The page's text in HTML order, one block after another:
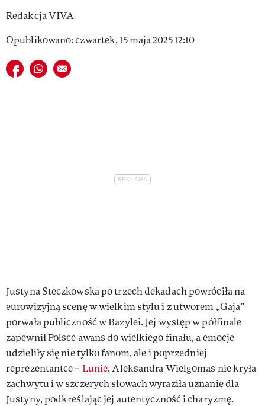
Redakcja VIVA
Opublikowano: czwartek, 15 maja 2025 12:10
Udostępnij na facebook
Udostępnij na whatsapp
E-mail do przyjaciela
Justyna Steczkowska po trzech dekadach powróciła na
eurowizyjną scenę w wielkim stylu i z utworem „Gaja”
porwała publiczność w Bazylei. Jej występ w półfinale
zapewnił Polsce awans do wielkiego finału, a emocje
udzieliły się nie tylko fanom, ale i poprzedniej
reprezentantce – Lunie. Aleksandra Wielgomas nie kryła
zachwytu i w szczerych słowach wyraziła uznanie dla
Justyny, podkreślając jej autentyczność i charyzmę.